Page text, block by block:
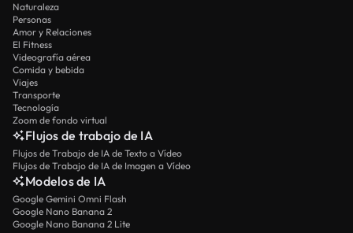
Naturaleza
Personas
Amor y Relaciones
El Fitness
Videografía aérea
Comida y bebida
Viajes
Transporte
Tecnología
Zoom de fondo virtual
Flujos de trabajo de IA
Flujos de Trabajo de IA de Texto a Vídeo
Flujos de Trabajo de IA de Imagen a Vídeo
Modelos de IA
Google Gemini Omni Flash
Google Nano Banana 2
Google Nano Banana 2 Lite